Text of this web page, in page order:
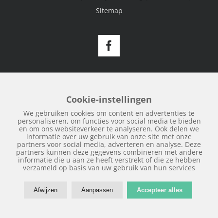
Sitemap
Facebook
Cookie-instellingen
We gebruiken cookies om content en advertenties te
personaliseren, om functies voor social media te bieden
en om ons websiteverkeer te analyseren. Ook delen we
informatie over uw gebruik van onze site met onze
partners voor social media, adverteren en analyse. Deze
partners kunnen deze gegevens combineren met andere
informatie die u aan ze heeft verstrekt of die ze hebben
verzameld op basis van uw gebruik van hun services
Afwijzen Aanpassen Accepteer alles